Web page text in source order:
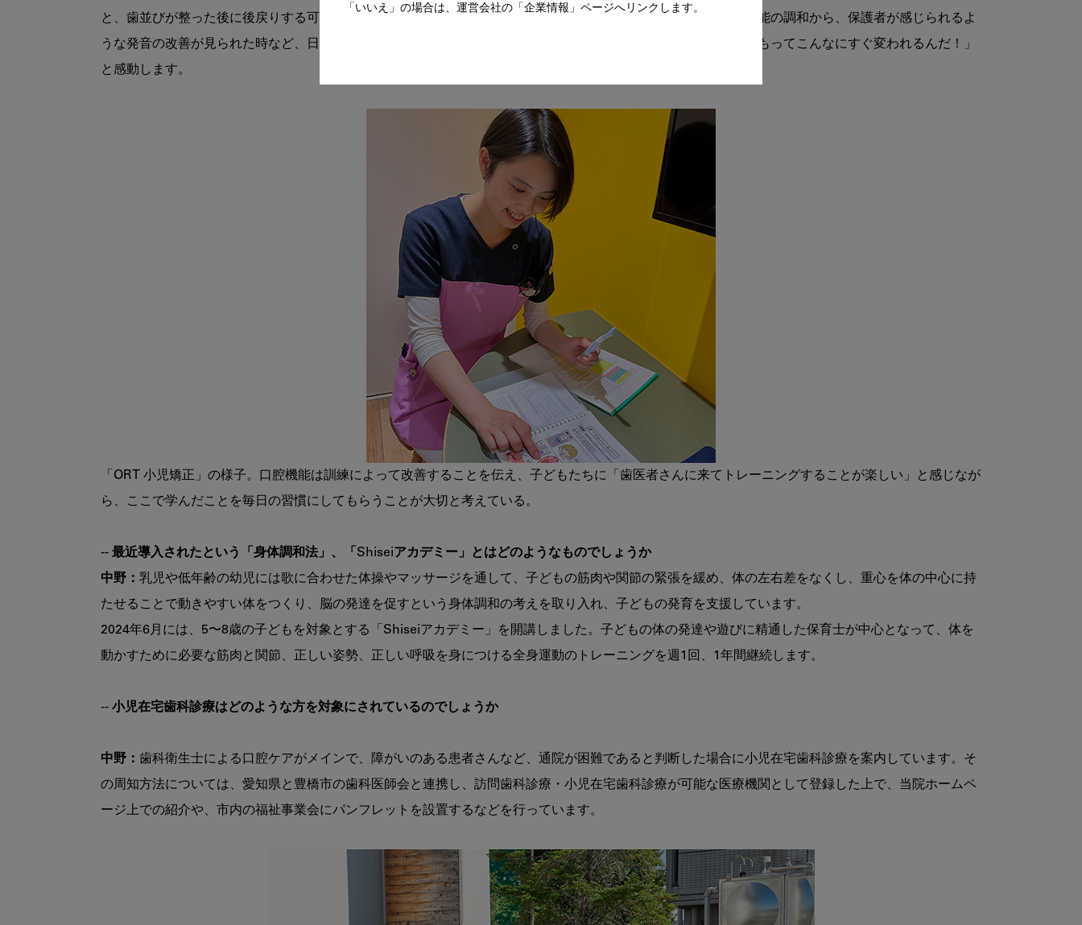
「いいえ」の場合は、運営会社の「企業情報」ページへリンクします。
と、歯並びが整った後に後戻りする可能性もあるので、粘り強く伝え続けるしかありません。それでも、口腔筋機能の調和から、保護者が感じられるよ
うな発音の改善が見られた時など、日常生活での顕著な変化を目の当たりにするとやりがいを感じますし、「子どもってこんなにすぐ変われるんだ！」
と感動します。
「ORT 小児矯正」の様子。口腔機能は訓練によって改善することを伝え、子どもたちに「歯医者さんに来てトレーニングすることが楽しい」と感じなが
-- 最近導入されたという「身体調和法」、「Shiseiアカデミー」とはどのようなものでしょうか
中野： 乳児や低年齢の幼児には歌に合わせた体操やマッサージを通して、子どもの筋肉や関節の緊張を緩め、体の左右差をなくし、重心を体の中心に持
たせることで動きやすい体をつくり、脳の発達を促すという身体調和の考えを取り入れ、子どもの発育を支援しています。
2024年6月には、5〜8歳の子どもを対象とする「Shiseiアカデミー」を開講しました。子どもの体の発達や遊びに精通した保育士が中心となって、体を
動かすために必要な筋⾁と関節、正しい姿勢、正しい呼吸を身につける全身運動のトレーニングを週1回、1年間継続します。
-- 小児在宅歯科診療はどのような方を対象にされているのでしょうか
中野： 歯科衛生士による口腔ケアがメインで、障がいのある患者さんなど、通院が困難であると判断した場合に小児在宅歯科診療を案内しています。そ
の周知方法については、愛知県と豊橋市の歯科医師会と連携し、訪問歯科診療・小児在宅歯科診療が可能な医療機関として登録した上で、当院ホームペ
ージ上での紹介や、市内の福祉事業会にパンフレットを設置するなどを行っています。